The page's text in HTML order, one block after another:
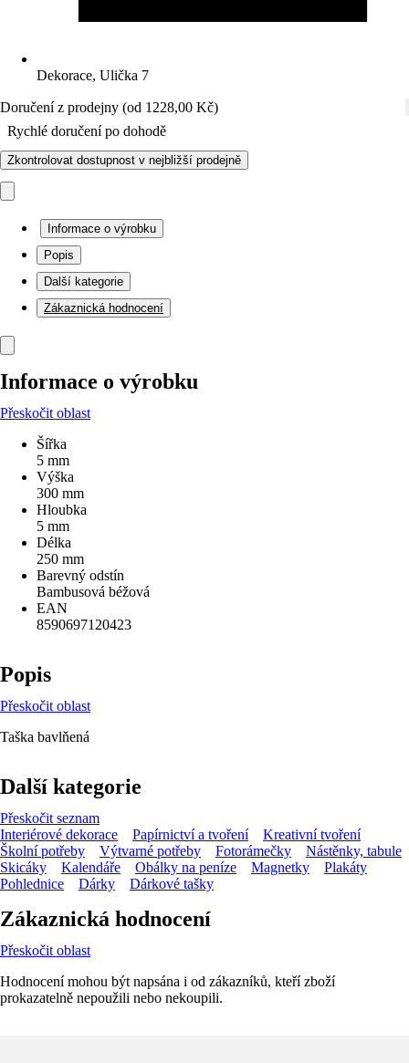
Dekorace, Ulička 7
Doručení z prodejny (od 1228,00 Kč)
Rychlé doručení po dohodě
Zkontrolovat dostupnost v nejbližší prodejně
Informace o výrobku
Popis
Další kategorie
Zákaznická hodnocení
Informace o výrobku
Přeskočit oblast
Šířka
5 mm
Výška
300 mm
Hloubka
5 mm
Délka
250 mm
Barevný odstín
Bambusová béžová
EAN
8590697120423
Popis
Přeskočit oblast
Taška bavlňená
Další kategorie
Přeskočit seznam
Interiérové dekorace
Papírnictví a tvoření
Kreativní tvoření
Školní potřeby
Výtvarné potřeby Fotorámečky
Nástěnky, tabule
Skicáky
Kalendáře Obálky na peníze Magnetky
Plakáty
Pohlednice
Dárky Dárkové tašky
Zákaznická hodnocení
Přeskočit oblast
Hodnocení mohou být napsána i od zákazníků, kteří zboží
prokazatelně nepoužili nebo nekoupili.